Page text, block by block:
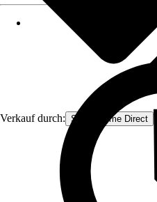
Verkauf durch: Smart Home Direct